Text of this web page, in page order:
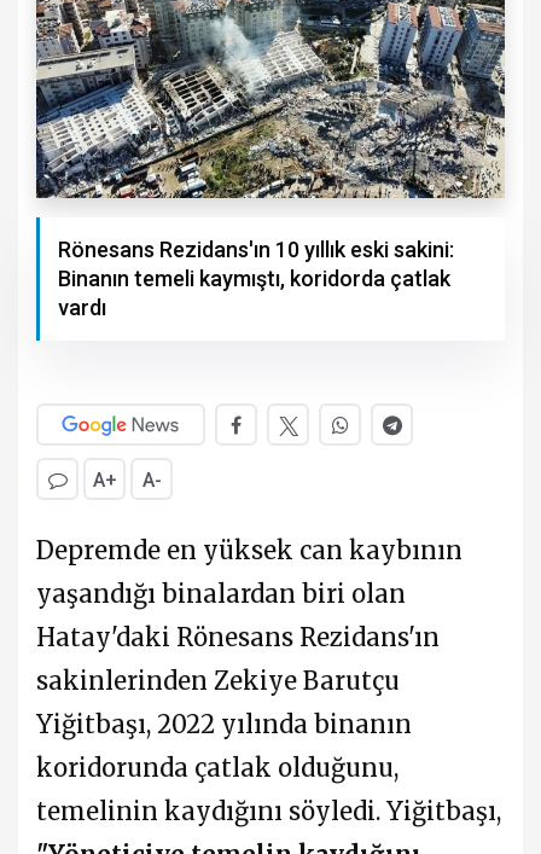
Rönesans Rezidans'ın 10 yıllık eski sakini:
Binanın temeli kaymıştı, koridorda çatlak
vardı
A+ A-
Depremde en yüksek can kaybının
yaşandığı binalardan biri olan
Hatay'daki Rönesans Rezidans'ın
sakinlerinden Zekiye Barutçu
Yiğitbaşı, 2022 yılında binanın
koridorunda çatlak olduğunu,
temelinin kaydığını söyledi. Yiğitbaşı,